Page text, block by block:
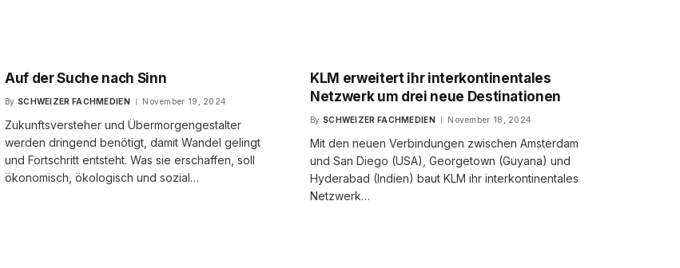
Auf der Suche nach Sinn
By SCHWEIZER FACHMEDIEN November 19, 2024
Zukunftsversteher und Übermorgengestalter
werden dringend benötigt, damit Wandel gelingt
und Fortschritt entsteht. Was sie erschaffen, soll
ökonomisch, ökologisch und sozial…
KLM erweitert ihr interkontinentales
Netzwerk um drei neue Destinationen
By SCHWEIZER FACHMEDIEN November 18, 2024
Mit den neuen Verbindungen zwischen Amsterdam
und San Diego (USA), Georgetown (Guyana) und
Hyderabad (Indien) baut KLM ihr interkontinentales
Netzwerk…